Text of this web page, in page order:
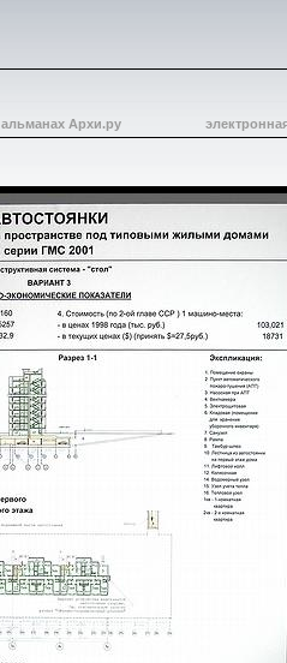
альманах Архи.ру